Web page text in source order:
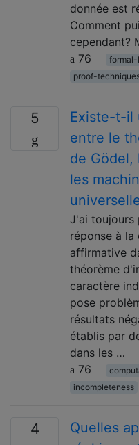
donnée est
Comment
cependant?
76
formal-
proof-
5
Existe-t-il
entre le
de
les
J'ai toujours
réponse à
affirmative
théorème
caractère
pose
résultats
établis par
dans les …
76
incompleteness
4
Quelles